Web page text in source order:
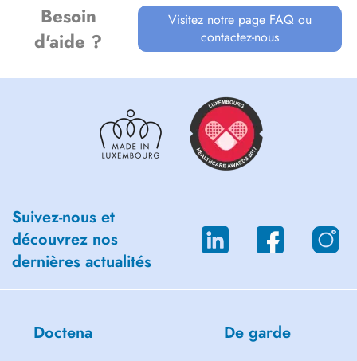
Besoin
d'aide ?
Visitez notre page FAQ ou
contactez-nous
Suivez-nous et
découvrez nos
dernières actualités
Doctena De garde